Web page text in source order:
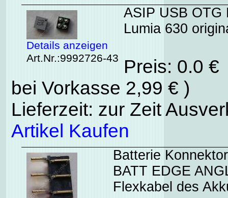
Details anzeigen
Art.Nr.:9992726-43
ASIP USB OTG
Lumia 630
Preis: 0.0
bei Vorkasse 2,99 € )
Lieferzeit: zur Zeit
Artikel Kaufen
Batterie
BATT EDGE
Flexkabel des